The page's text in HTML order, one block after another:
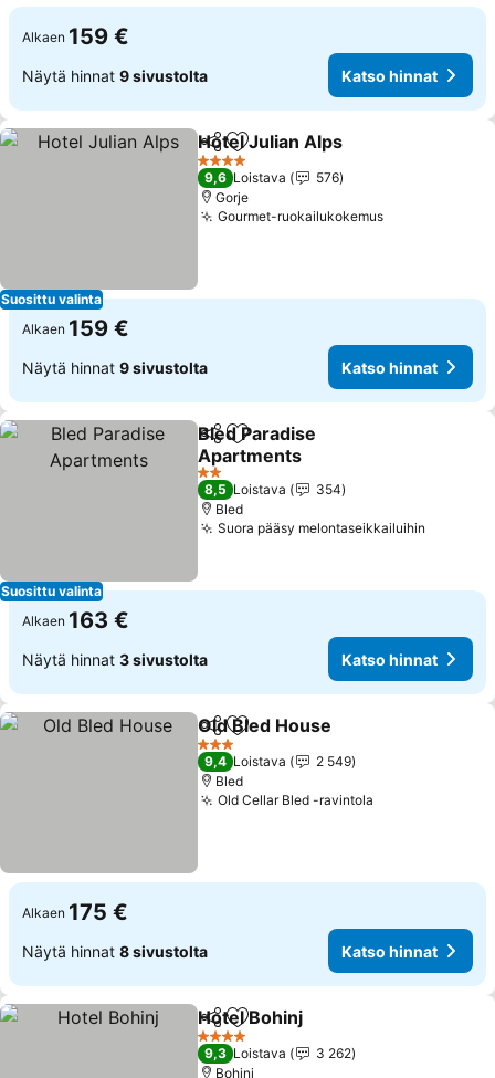
Alkaen 159 €
Näytä hinnat 9 sivustolta Katso hinnat
Suosittu valinta
Jaa Lisää suosikkeihin
Hotel Julian Alps
4 Tähtiluokitus
9,6 Loistava
576
Gorje
Gourmet-ruokailukokemusKatso hinnat
Alkaen 159 €
Näytä hinnat 9 sivustolta Katso hinnat
Suosittu valinta
Jaa Lisää suosikkeihin
Bled Paradise
Apartments
Katso hinnat
2 Tähtiluokitus
8,5 Loistava
354
Bled
Suora pääsy melontaseikkailuihin
Alkaen 163 €
Näytä hinnat 3 sivustolta Katso hinnat
Jaa Lisää suosikkeihin
Old Bled House
3 Tähtiluokitus
9,4 Loistava
2 549
Bled
Old Cellar Bled -ravintola
Alkaen 175 €
Näytä hinnat 8 sivustolta Katso hinnat
Jaa Lisää suosikkeihin
Hotel Bohinj
4 Tähtiluokitus
9,3 Loistava
3 262
Bohinj